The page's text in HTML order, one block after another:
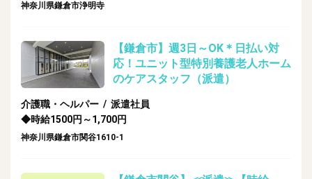
神奈川県鎌倉市浄明寺
【鎌倉市】週3日～OK＊日払い対
応！ユニット型特別養護老人ホーム
のケアスタッフ（派遣）
介護職・ヘルパー / 派遣社員
◆時給1500円～1,700円
神奈川県鎌倉市関谷1610-1